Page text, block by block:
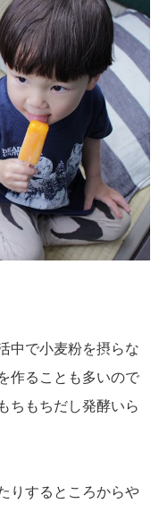
中で小麦粉を摂らな
作ることも多いので
ちもちだし発酵いら
りするところからや